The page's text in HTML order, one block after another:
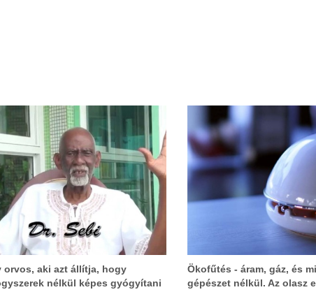
orvos, aki azt állítja, hogy
nélkül képes gyógyítani
Ökofűtés - áram, gáz, és
gépészet nélkül. Az olasz